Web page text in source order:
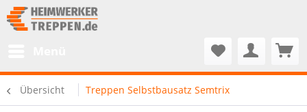
Übersicht Treppen Selbstbausatz Semtrix